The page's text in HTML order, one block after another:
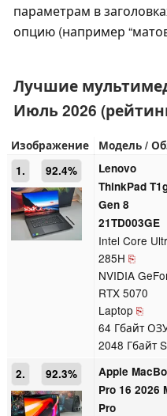
параметрам в
опцию (например
Лучшие
Июль 2026
Изображение Модель /
1.
92.4%
Lenovo
ThinkPad
Gen 8
21TD003GE
Intel Core
285H ⎘
NVIDIA
RTX 5070
Laptop ⎘
64 Гбайт
2048 Гбайт
2. 92.3%
Apple
Pro 16 2026
Pro